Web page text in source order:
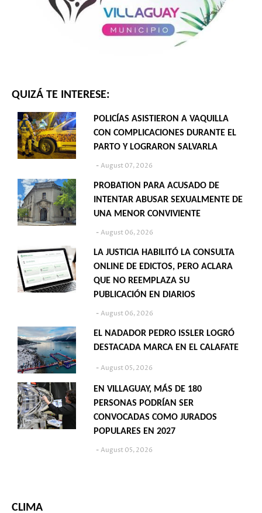
QUIZÁ TE INTERESE:
POLICÍAS ASISTIERON A VAQUILLA
CON COMPLICACIONES DURANTE EL
PARTO Y LOGRARON SALVARLA
August 07, 2026
PROBATION PARA ACUSADO DE
INTENTAR ABUSAR SEXUALMENTE DE
UNA MENOR CONVIVIENTE
August 06, 2026
LA JUSTICIA HABILITÓ LA CONSULTA
ONLINE DE EDICTOS, PERO ACLARA
QUE NO REEMPLAZA SU
PUBLICACIÓN EN DIARIOS
August 06, 2026
EL NADADOR PEDRO ISSLER LOGRÓ
DESTACADA MARCA EN EL CALAFATE
August 05, 2026
EN VILLAGUAY, MÁS DE 180
PERSONAS PODRÍAN SER
CONVOCADAS COMO JURADOS
POPULARES EN 2027
August 05, 2026
CLIMA